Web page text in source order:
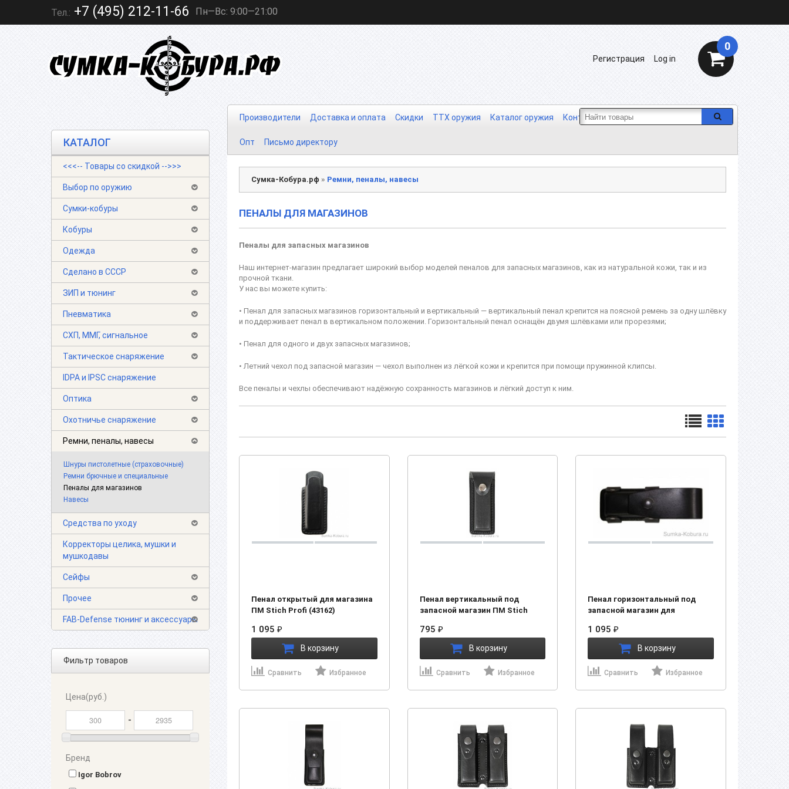
Тел.: +7 (495) 212-11-66 Пн—Вс: 9:00—21:00
0
Log in
Регистрация
Производители Доставка и оплата Скидки ТТХ оружия Каталог оружия Контакты Отзывы Сотрудничество
Опт Письмо директору
КАТАЛОГ
<<<-- Товары со скидкой -->>>
Выбор по оружию
Сумки-кобуры
Кобуры
Одежда
Сделано в СССР
ЗИП и тюнинг
Пневматика
СХП, ММГ, сигнальное
Тактическое снаряжение
IDPA и IPSC снаряжение
Оптика
Охотничье снаряжение
Ремни, пеналы, навесы
Шнуры пистолетные (страховочные)
Ремни брючные и специальные
Пеналы для магазинов
Навесы
Средства по уходу
Корректоры целика, мушки и
мушкодавы
Сейфы
Прочее
FAB-Defense тюнинг и аксессуары
Фильтр товаров
Цена(руб.)
-
Бренд
Igor Bobrov
Сумка-Кобура.рф » Ремни, пеналы, навесы
ПЕНАЛЫ ДЛЯ МАГАЗИНОВ
Пеналы для запасных магазинов
Наш интернет-магазин предлагает широкий выбор моделей пеналов для запасных магазинов, как из натуральной кожи, так и из
прочной ткани.
У нас вы можете купить:
• Пенал для запасных магазинов горизонтальный и вертикальный — вертикальный пенал крепится на поясной ремень за одну шлёвку
и поддерживает пенал в вертикальном положении. Горизонтальный пенал оснащён двумя шлёвками или прорезями;
• Пенал для одного и двух запасных магазинов;
• Летний чехол под запасной магазин — чехол выполнен из лёгкой кожи и крепится при помощи пружинной клипсы.
Все пеналы и чехлы обеспечивают надёжную сохранность магазинов и лёгкий доступ к ним.
Пенал открытый для магазина
ПМ Stich Profi (43162)
1 095 ₽
В корзину
Сравнить Избранное
Пенал вертикальный под
запасной магазин ПМ Stich
795 ₽
В корзину
Сравнить Избранное
Пенал горизонтальный под
запасной магазин для
(43157)
1 095₽
В корзину
Сравнить Избранное